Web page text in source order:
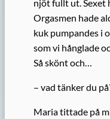
njöt fullt ut. Sexet
Orgasmen hade
kuk pumpandes i
som vi hånglade
Så skönt och…
– vad tänker du
Maria tittade på